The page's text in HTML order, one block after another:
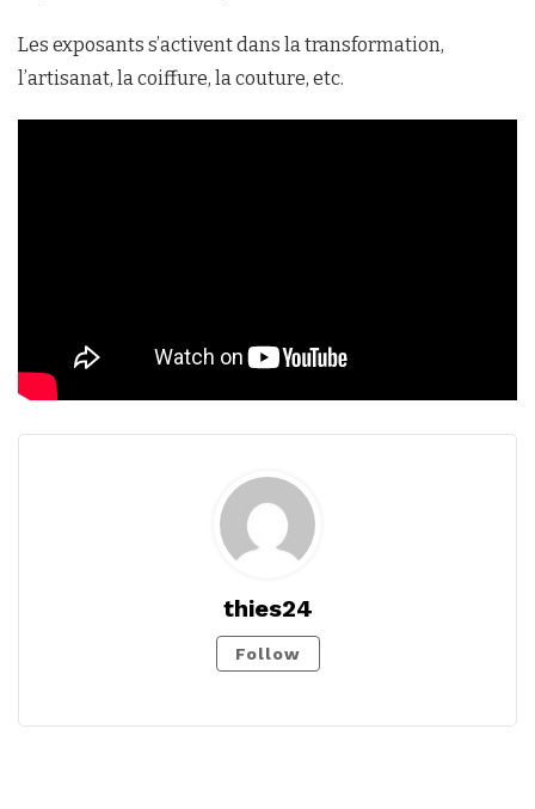
Les exposants s’activent dans la transformation,
l’artisanat, la coiffure, la couture, etc.
thies24
Follow